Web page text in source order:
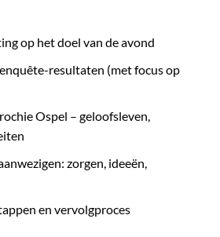
op het doel van de avond
resultaten (met focus op
Ospel – geloofsleven,
zorgen, ideeën,
en vervolgproces